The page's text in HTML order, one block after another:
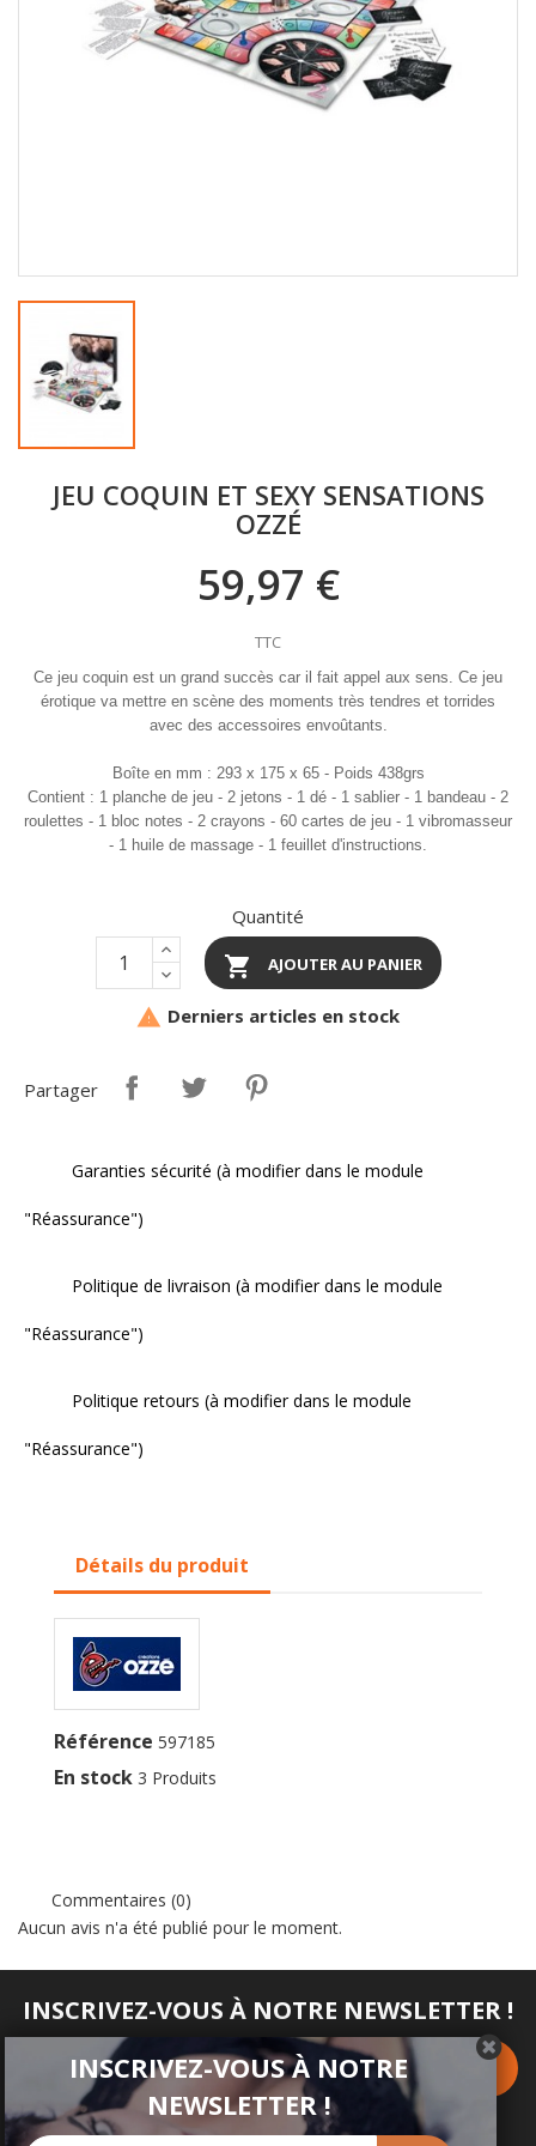
JEU COQUIN ET SEXY SENSATIONS
OZZÉ
59,97 €
TTC
Ce jeu coquin est un grand succès car il fait appel aux sens. Ce jeu
érotique va mettre en scène des moments très tendres et torrides
avec des accessoires envoûtants.
Boîte en mm : 293 x 175 x 65 - Poids 438grs
Contient : 1 planche de jeu - 2 jetons - 1 dé - 1 sablier - 1 bandeau - 2
roulettes - 1 bloc notes - 2 crayons - 60 cartes de jeu - 1 vibromasseur
- 1 huile de massage - 1 feuillet d'instructions.
Quantité
 AJOUTER AU PANIER
 Derniers articles en stock
Partager
Garanties sécurité (à modifier dans le module
"Réassurance")
Politique de livraison (à modifier dans le module
"Réassurance")
Politique retours (à modifier dans le module
"Réassurance")
Détails du produit
Référence 597185
En stock 3 Produits
Commentaires (0)
Aucun avis n'a été publié pour le moment.
INSCRIVEZ-VOUS À NOTRE NEWSLETTER !
INSCRIVEZ-VOUS À NOTRE
NEWSLETTER !